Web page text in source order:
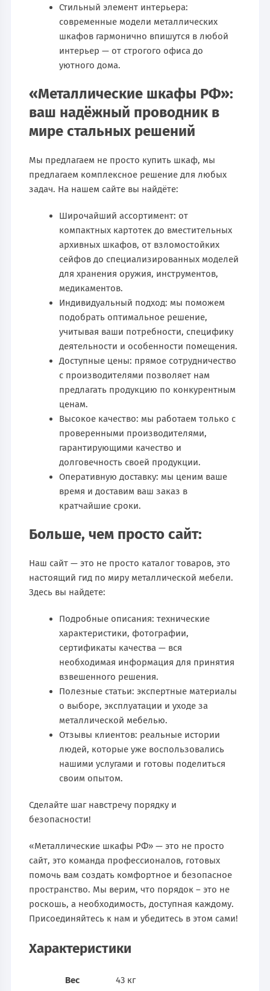
Стильный элемент интерьера:
современные модели металлических
шкафов гармонично впишутся в любой
интерьер — от строгого офиса до
уютного дома.
«Металлические шкафы РФ»:
ваш надёжный проводник в
мире стальных решений
Мы предлагаем не просто купить шкаф, мы
предлагаем комплексное решение для любых
задач. На нашем сайте вы найдёте:
Широчайший ассортимент: от
компактных картотек до вместительных
архивных шкафов, от взломостойких
сейфов до специализированных моделей
для хранения оружия, инструментов,
медикаментов.
Индивидуальный подход: мы поможем
подобрать оптимальное решение,
учитывая ваши потребности, специфику
деятельности и особенности помещения.
Доступные цены: прямое сотрудничество
с производителями позволяет нам
предлагать продукцию по конкурентным
ценам.
Высокое качество: мы работаем только с
проверенными производителями,
гарантирующими качество и
долговечность своей продукции.
Оперативную доставку: мы ценим ваше
время и доставим ваш заказ в
кратчайшие сроки.
Больше, чем просто сайт:
Наш сайт — это не просто каталог товаров, это
настоящий гид по миру металлической мебели.
Здесь вы найдете:
Подробные описания: технические
характеристики, фотографии,
сертификаты качества — вся
необходимая информация для принятия
взвешенного решения.
Полезные статьи: экспертные материалы
о выборе, эксплуатации и уходе за
металлической мебелью.
Отзывы клиентов: реальные истории
людей, которые уже воспользовались
нашими услугами и готовы поделиться
своим опытом.
Сделайте шаг навстречу порядку и
безопасности!
«Металлические шкафы РФ» — это не просто
сайт, это команда профессионалов, готовых
помочь вам создать комфортное и безопасное
пространство. Мы верим, что порядок – это не
роскошь, а необходимость, доступная каждому.
Присоединяйтесь к нам и убедитесь в этом сами!
Характеристики
Вес
43 кг